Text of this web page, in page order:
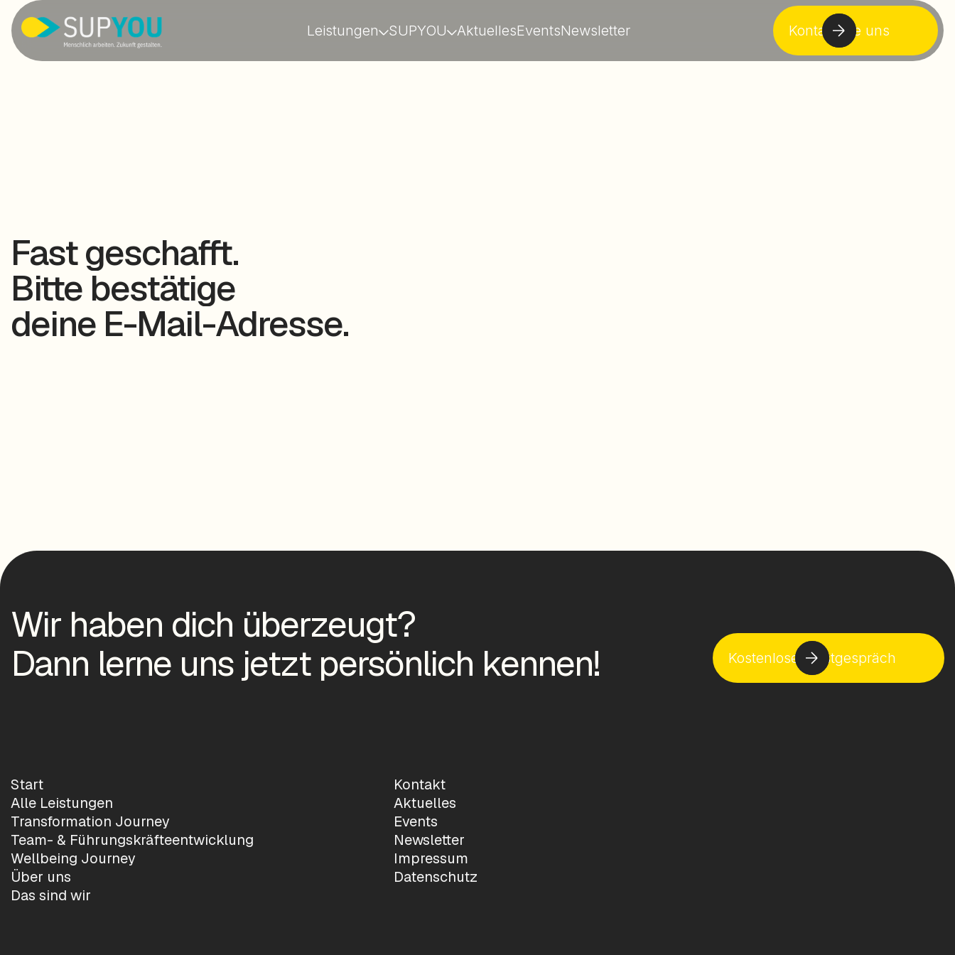
Leistungen SUPYOU AktuellesEventsNewsletter Kontaktiere uns
Fast geschafft.
Bitte bestätige
deine E-Mail-Adresse.
Wir haben dich überzeugt?
Dann lerne uns jetzt persönlich kennen!
Kostenloses Erstgespräch
Start
Alle Leistungen
Transformation Journey
Team- & Führungskräfteentwicklung
Wellbeing Journey
Über uns
Das sind wir
Kontakt
Aktuelles
Events
Newsletter
Impressum
Datenschutz